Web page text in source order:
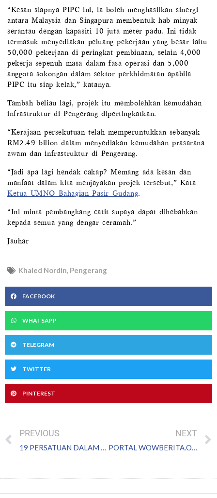
“Kesan siapnya PIPC ini, ia boleh menghasilkan sinergi
antara Malaysia dan Singapura membentuk hab minyak
serantau dengan kapasiti 10 juta meter padu. Ini tidak
termasuk menyediakan peluang pekerjaan yang besar iaitu
50,000 pekerjaan di peringkat pembinaan, selain 4,000
pekerja sepenuh masa dalam fasa operasi dan 5,000
anggota sokongan dalam sektor perkhidmatan apabila
PIPC itu siap kelak,” katanya.
Tambah beliau lagi, projek itu membolehkan kemudahan
infrastruktur di Pengerang dipertingkatkan.
“Kerajaan persekutuan telah memperuntukkan sebanyak
RM2.49 bilion dalam menyediakan kemudahan prasarana
awam dan infrastruktur di Pengerang.
“Jadi apa lagi hendak cakap? Memang ada kesan dan
manfaat dalam kita menjayakan projek tersebut,” Kata
Ketua UMNO Bahagian Pasir Gudang.
“Ini minta pembangkang catit supaya dapat dihebahkan
kepada semua yang dengar ceramah.”
Jauhar
Khaled Nordin, Pengerang
FACEBOOK
WHATSAPP
TELEGRAM
TWITTER
PINTEREST
Prev
PREVIOUS
19 PERSATUAN DALAM PARLIMEN PASIR GUDANG TERIMA PERUNTUKAN BERJUMLAH RM 652 RIBU
NEXT
PORTAL WOWBERITA.ORG CUBA FITNAH SULTAN JOHOR